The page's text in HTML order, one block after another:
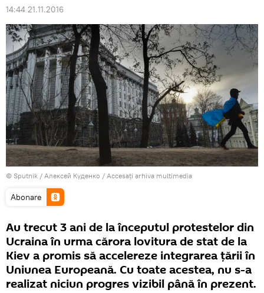
14:44 21.11.2016
© Sputnik / Алексей Куденко / Accesați arhiva multimedia
Abonare
Au trecut 3 ani de la începutul protestelor din
Ucraina în urma cărora lovitura de stat de la
Kiev a promis să accelereze integrarea ţării în
Uniunea Europeană. Cu toate acestea, nu s-a
realizat niciun progres vizibil până în prezent.